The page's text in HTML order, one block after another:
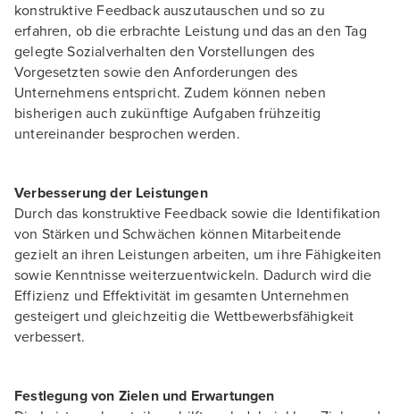
konstruktive Feedback auszutauschen und so zu
erfahren, ob die erbrachte Leistung und das an den Tag
gelegte Sozialverhalten den Vorstellungen des
Vorgesetzten sowie den Anforderungen des
Unternehmens entspricht. Zudem können neben
bisherigen auch zukünftige Aufgaben frühzeitig
untereinander besprochen werden.
Verbesserung der Leistungen
Durch das konstruktive Feedback sowie die Identifikation
von Stärken und Schwächen können Mitarbeitende
gezielt an ihren Leistungen arbeiten, um ihre Fähigkeiten
sowie Kenntnisse weiterzuentwickeln. Dadurch wird die
Effizienz und Effektivität im gesamten Unternehmen
gesteigert und gleichzeitig die Wettbewerbsfähigkeit
verbessert.
Festlegung von Zielen und Erwartungen